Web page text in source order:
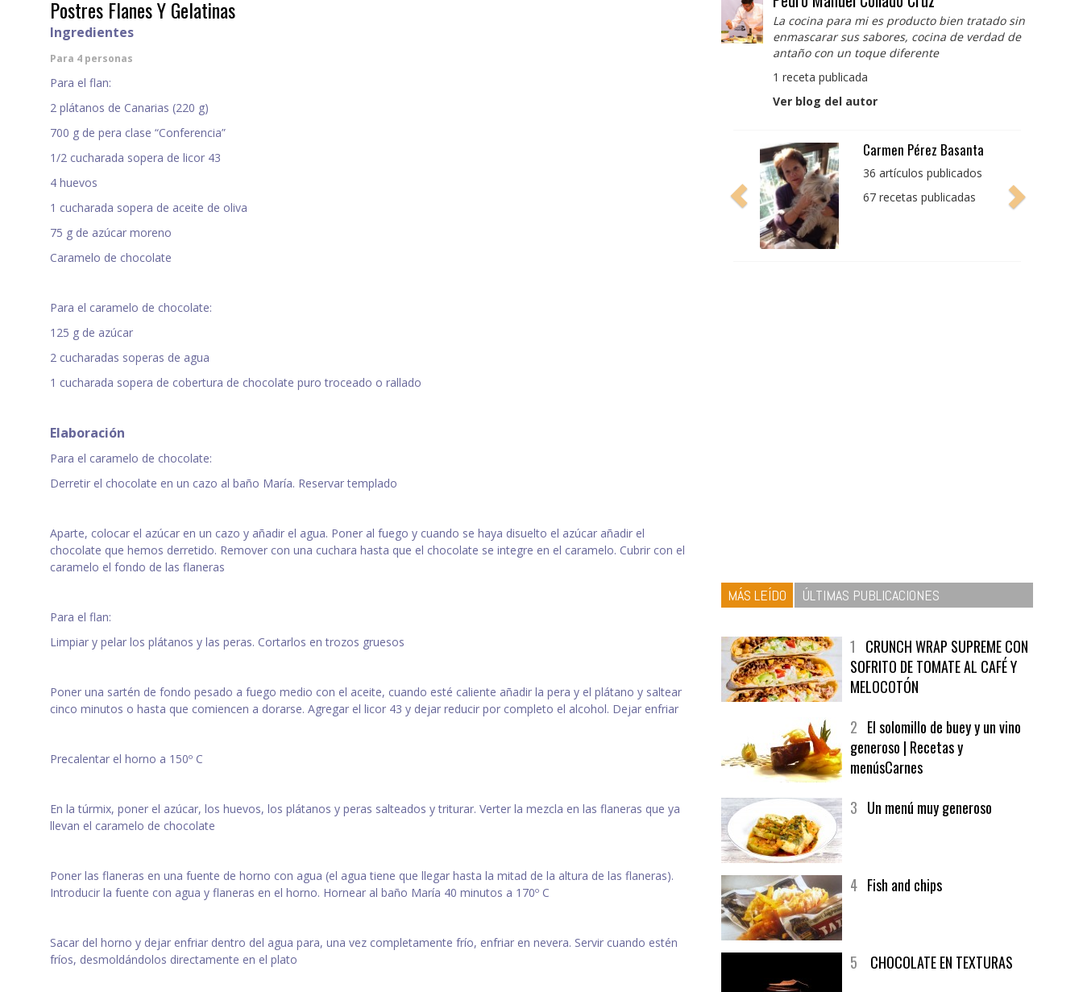
Postres Flanes Y Gelatinas
Ingredientes
Para 4 personas
Para el flan:
2 plátanos de Canarias (220 g)
700 g de pera clase “Conferencia”
1/2 cucharada sopera de licor 43
4 huevos
1 cucharada sopera de aceite de oliva
75 g de azúcar moreno
Caramelo de chocolate
Para el caramelo de chocolate:
125 g de azúcar
2 cucharadas soperas de agua
1 cucharada sopera de cobertura de chocolate puro troceado o rallado
Elaboración
Para el caramelo de chocolate:
Derretir el chocolate en un cazo al baño María. Reservar templado
Aparte, colocar el azúcar en un cazo y añadir el agua. Poner al fuego y cuando se haya disuelto el azúcar añadir el
chocolate que hemos derretido. Remover con una cuchara hasta que el chocolate se integre en el caramelo. Cubrir con el
caramelo el fondo de las flaneras
Para el flan:
Limpiar y pelar los plátanos y las peras. Cortarlos en trozos gruesos
Poner una sartén de fondo pesado a fuego medio con el aceite, cuando esté caliente añadir la pera y el plátano y saltear
cinco minutos o hasta que comiencen a dorarse. Agregar el licor 43 y dejar reducir por completo el alcohol. Dejar enfriar
Precalentar el horno a 150º C
En la túrmix, poner el azúcar, los huevos, los plátanos y peras salteados y triturar. Verter la mezcla en las flaneras que ya
llevan el caramelo de chocolate
Poner las flaneras en una fuente de horno con agua (el agua tiene que llegar hasta la mitad de la altura de las flaneras).
Introducir la fuente con agua y flaneras en el horno. Hornear al baño María 40 minutos a 170º C
Sacar del horno y dejar enfriar dentro del agua para, una vez completamente frío, enfriar en nevera. Servir cuando estén
fríos, desmoldándolos directamente en el plato
La cocina para mi es producto bien tratado sin
enmascarar sus sabores, cocina de verdad de
antaño con un toque diferente
1 receta publicada
Ver blog del autor
Pedro Manuel Collado
Cruz
producto bien tratado
MÁS LEÍDO ÚLTIMAS PUBLICACIONES
SOFRITO DE TOMATE AL CAFÉ Y
MELOCOTÓN
generoso | Recetas y